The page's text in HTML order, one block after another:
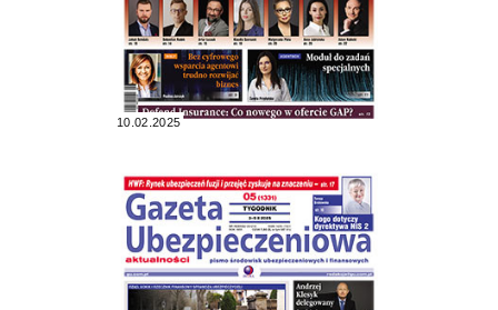
10.02.2025